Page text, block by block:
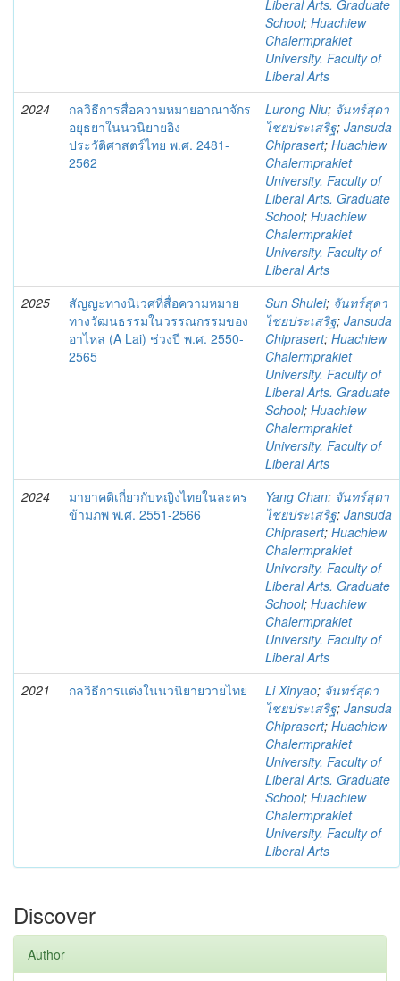
Liberal Arts. Graduate
School; Huachiew
Chalermprakiet
University. Faculty of
Liberal Arts
2024
กลวิธีการสื่อความหมายอาณาจักร
อยุธยาในนวนิยายอิง
ประวัติศาสตร์ไทย พ.ศ. 2481-
2562
Lurong Niu; จันทร์สุดา
ไชยประเสริฐ; Jansuda
Chiprasert; Huachiew
Chalermprakiet
University. Faculty of
Liberal Arts. Graduate
School; Huachiew
Chalermprakiet
University. Faculty of
Liberal Arts
2025
สัญญะทางนิเวศที่สื่อความหมาย
ทางวัฒนธรรมในวรรณกรรมของ
อาไหล (A Lai) ช่วงปี พ.ศ. 2550-
2565
Sun Shulei; จันทร์สุดา
ไชยประเสริฐ; Jansuda
Chiprasert; Huachiew
Chalermprakiet
University. Faculty of
Liberal Arts. Graduate
School; Huachiew
Chalermprakiet
University. Faculty of
Liberal Arts
2024
มายาคติเกี่ยวกับหญิงไทยในละคร
ข้ามภพ พ.ศ. 2551-2566
Yang Chan; จันทร์สุดา
ไชยประเสริฐ; Jansuda
Chiprasert; Huachiew
Chalermprakiet
University. Faculty of
Liberal Arts. Graduate
School; Huachiew
Chalermprakiet
University. Faculty of
Liberal Arts
2021
กลวิธีการแต่งในนวนิยายวายไทย Li Xinyao; จันทร์สุดา
ไชยประเสริฐ; Jansuda
Chiprasert; Huachiew
Chalermprakiet
University. Faculty of
Liberal Arts. Graduate
School; Huachiew
Chalermprakiet
University. Faculty of
Liberal Arts
Discover
Author